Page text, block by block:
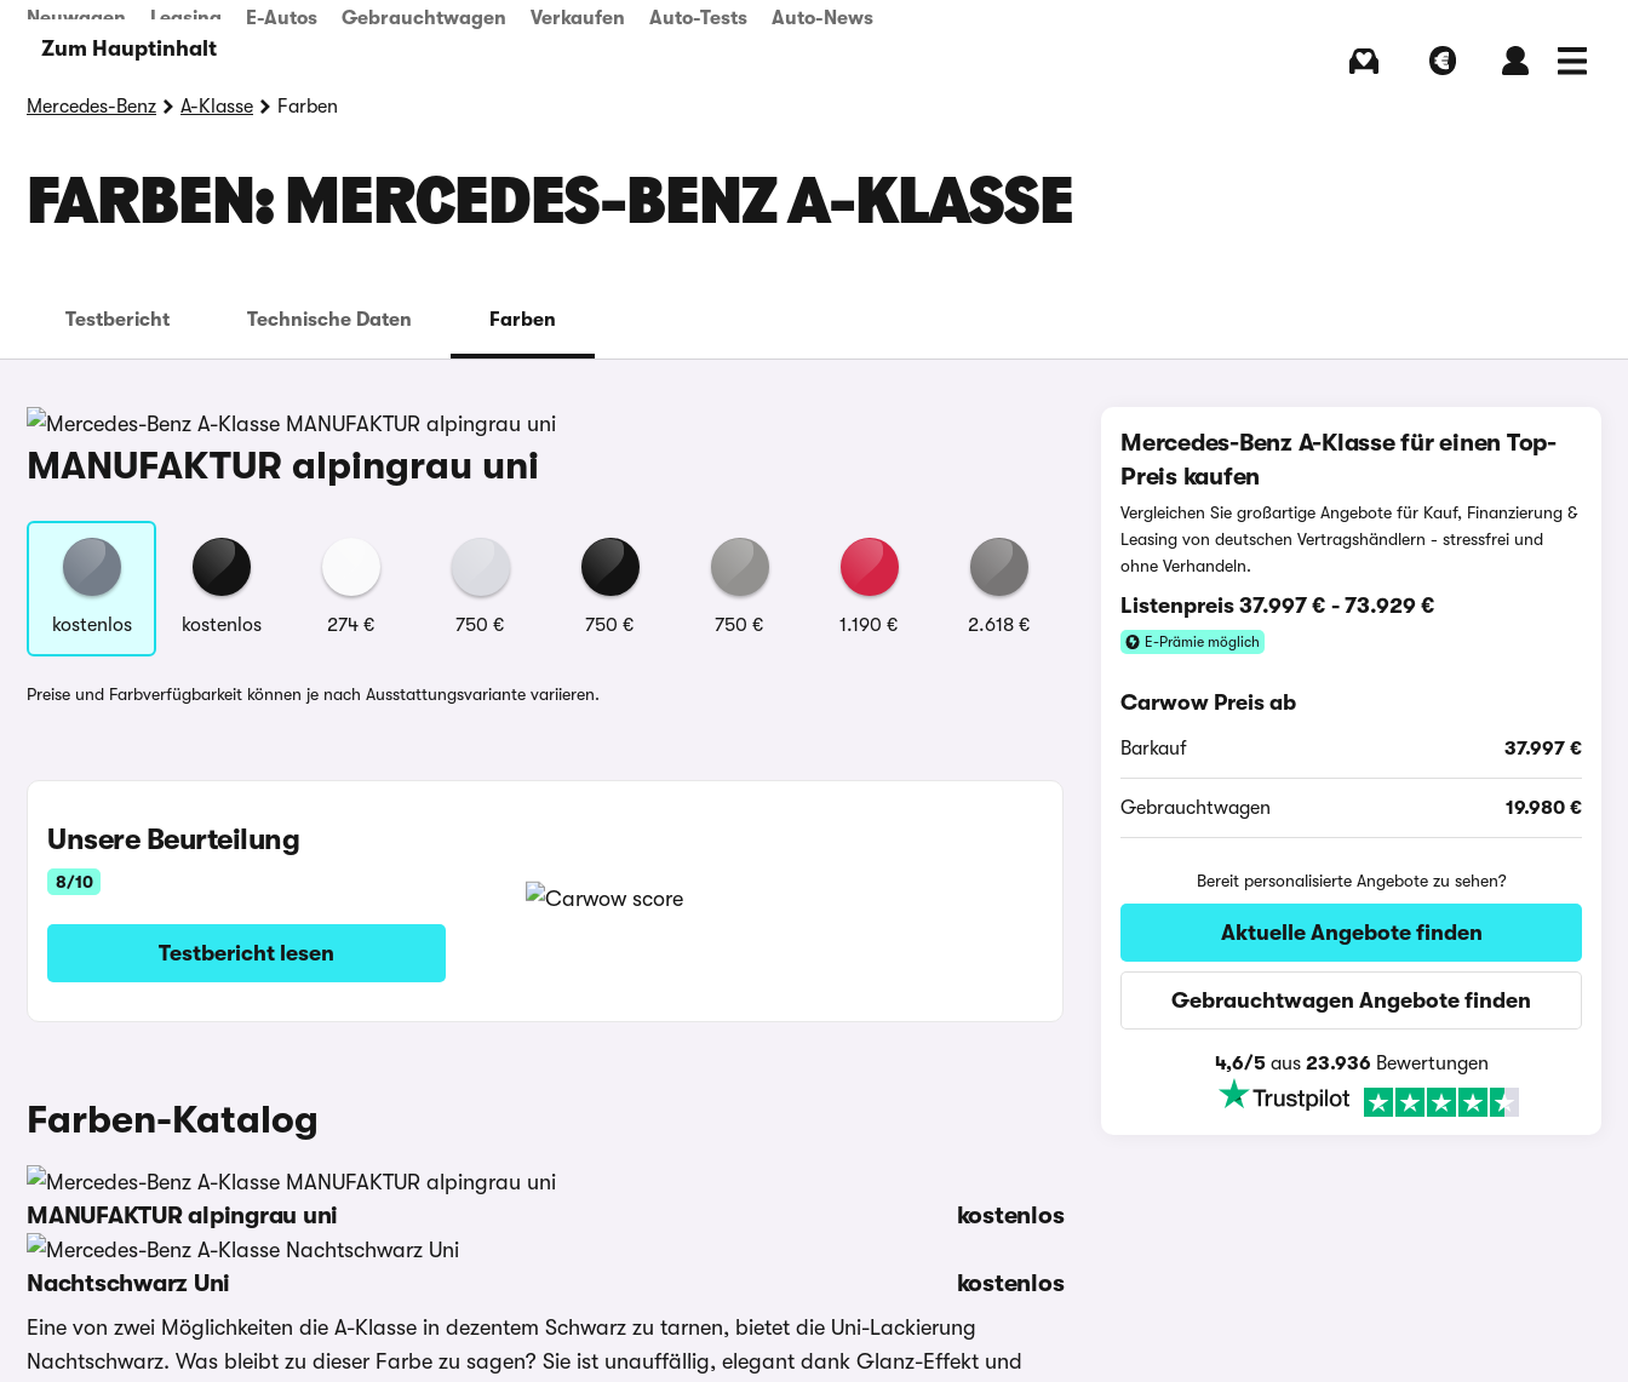
Zum Hauptinhalt
Neuwagen Leasing E-Autos Gebrauchtwagen Verkaufen Auto-Tests Auto-News
Mercedes-Benz A-Klasse Farben
FARBEN: MERCEDES-BENZ A-KLASSE
Testbericht Technische Daten Farben
MANUFAKTUR alpingrau uni
kostenlos kostenlos 274 € 750 € 750 € 750 € 1.190 € 2.618 €
Preise und Farbverfügbarkeit können je nach Ausstattungsvariante variieren.
Unsere Beurteilung
8/10
Testbericht lesen
Farben-Katalog
MANUFAKTUR alpingrau uni kostenlos
Nachtschwarz Uni kostenlos
Eine von zwei Möglichkeiten die A-Klasse in dezentem Schwarz zu tarnen, bietet die Uni-Lackierung
Nachtschwarz. Was bleibt zu dieser Farbe zu sagen? Sie ist unauffällig, elegant dank Glanz-Effekt und
Mercedes-Benz A-Klasse für einen Top-
Preis kaufen
Vergleichen Sie großartige Angebote für Kauf, Finanzierung &
Leasing von deutschen Vertragshändlern - stressfrei und
ohne Verhandeln.
Listenpreis37.997 € -73.929 €
E-Prämie möglich
Carwow Preis ab
Barkauf 37.997 €
Gebrauchtwagen 19.980 €
Bereit personalisierte Angebote zu sehen?
Aktuelle Angebote finden
Gebrauchtwagen Angebote finden
4,6/5aus 23.936 Bewertungen